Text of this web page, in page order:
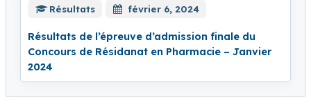
Résultats février 6, 2024
Résultats de l’épreuve d’admission finale du
Concours de Résidanat en Pharmacie – Janvier
2024